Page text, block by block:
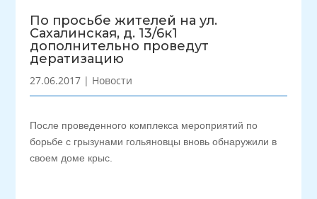
По просьбе жителей на ул.
Сахалинская, д. 13/6к1
дополнительно проведут
дератизацию
27.06.2017 | Новости
После проведенного комплекса мероприятий по
борьбе с грызунами гольяновцы вновь обнаружили в
своем доме крыс.